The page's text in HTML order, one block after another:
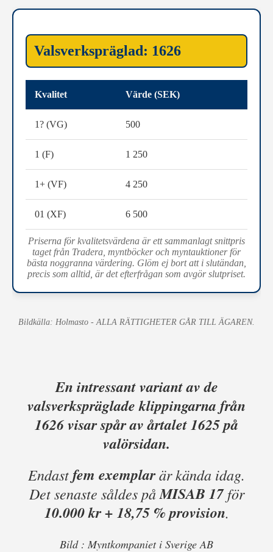
Valsverkspräglad: 1626
Kvalitet Värde (SEK)
1? (VG) 500
1 (F) 1 250
1+ (VF) 4 250
01 (XF) 6 500
Priserna för kvalitetsvärdena är ett sammanlagt snittpris
taget från Tradera, myntböcker och myntauktioner för
bästa noggranna värdering. Glöm ej bort att i slutändan,
precis som alltid, är det efterfrågan som avgör slutpriset.
Bildkälla: Holmasto - ALLA RÄTTIGHETER GÅR TILL ÄGAREN.
En intressant variant av de
valsverkspräglade klippingarna från
1626 visar spår av årtalet 1625 på
valörsidan.
Endastfem exemplarär kända idag.
Det senaste såldes påMISAB 17för
10.000 kr + 18,75 % provision.
Bild : Myntkompaniet i Sverige AB